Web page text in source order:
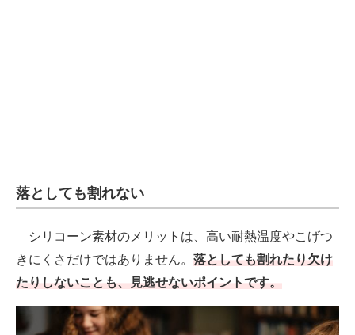
落としても割れない
シリコーン素材のメリットは、高い耐熱温度やこげつ
きにくさだけではありません。 落としても割れたり欠け
たりしないことも、見逃せないポイントです。